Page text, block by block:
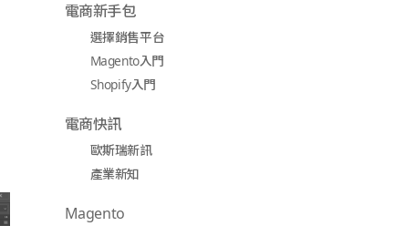
電商新手包
選擇銷售平台
Magento入門
Shopify入門
電商快訊
歐斯瑞新訊
產業新知
Magento